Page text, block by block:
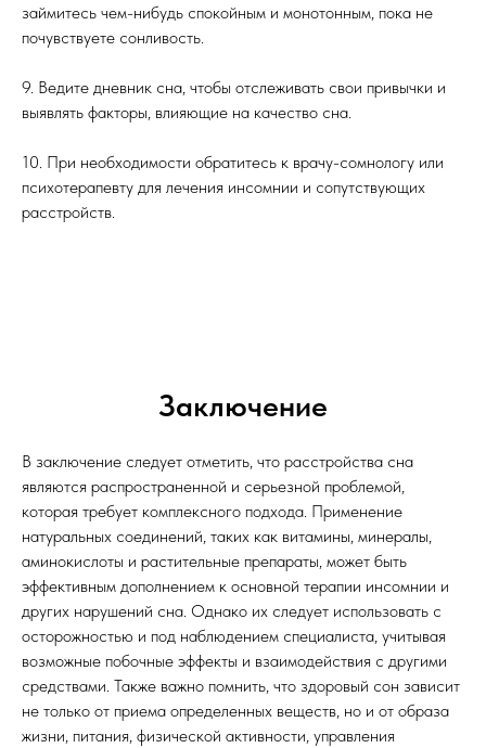
займитесь чем-нибудь спокойным и монотонным, пока не
почувствуете сонливость.
9. Ведите дневник сна, чтобы отслеживать свои привычки и
выявлять факторы, влияющие на качество сна.
10. При необходимости обратитесь к врачу-сомнологу или
психотерапевту для лечения инсомнии и сопутствующих
расстройств.
Заключение
В заключение следует отметить, что расстройства сна
являются распространенной и серьезной проблемой,
которая требует комплексного подхода. Применение
натуральных соединений, таких как витамины, минералы,
аминокислоты и растительные препараты, может быть
эффективным дополнением к основной терапии инсомнии и
других нарушений сна. Однако их следует использовать с
осторожностью и под наблюдением специалиста, учитывая
возможные побочные эффекты и взаимодействия с другими
средствами. Также важно помнить, что здоровый сон зависит
не только от приема определенных веществ, но и от образа
жизни, питания, физической активности, управления